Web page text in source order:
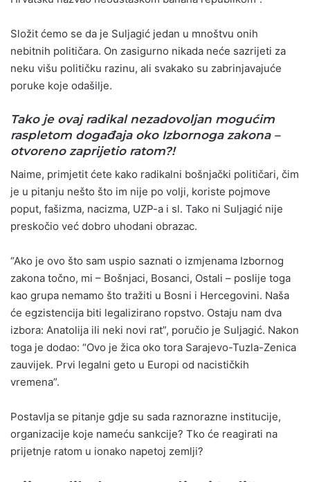
Složit ćemo se da je Suljagić jedan u mnoštvu onih
nebitnih političara. On zasigurno nikada neće sazrijeti za
neku višu političku razinu, ali svakako su zabrinjavajuće
poruke koje odašilje.
Tako je ovaj radikal nezadovoljan mogućim
raspletom događaja oko Izbornoga zakona –
otvoreno zaprijetio ratom?!
Naime, primjetit ćete kako radikalni bošnjački političari, čim
je u pitanju nešto što im nije po volji, koriste pojmove
poput, fašizma, nacizma, UZP-a i sl. Tako ni Suljagić nije
preskočio već dobro uhodani obrazac.
“Ako je ovo što sam uspio saznati o izmjenama Izbornog
zakona točno, mi – Bošnjaci, Bosanci, Ostali – poslije toga
kao grupa nemamo što tražiti u Bosni i Hercegovini. Naša
će egzistencija biti legalizirano ropstvo. Ostaju nam dva
izbora: Anatolija ili neki novi rat”, poručio je Suljagić. Nakon
toga je dodao: “Ovo je žica oko tora Sarajevo-Tuzla-Zenica
zauvijek. Prvi legalni geto u Europi od nacističkih
vremena”.
Postavlja se pitanje gdje su sada raznorazne institucije,
organizacije koje nameću sankcije? Tko će reagirati na
prijetnje ratom u ionako napetoj zemlji?